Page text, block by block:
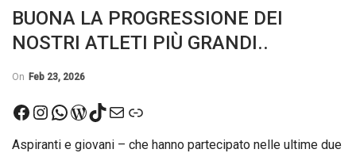
BUONA LA PROGRESSIONE DEI
NOSTRI ATLETI PIÙ GRANDI..
On Feb 23, 2026
Facebook
Instagram
WhatsApp
WordPress
TikTok
Email
Link
Aspiranti e giovani – che hanno partecipato nelle ultime due